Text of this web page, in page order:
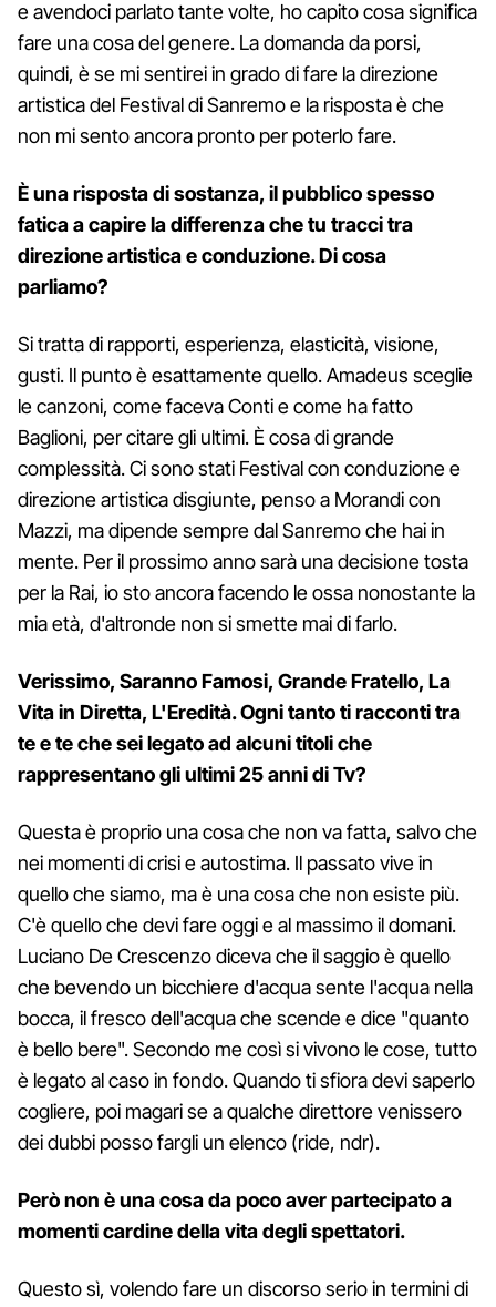
e avendoci parlato tante volte, ho capito cosa significa
fare una cosa del genere. La domanda da porsi,
quindi, è se mi sentirei in grado di fare la direzione
artistica del Festival di Sanremo e la risposta è che
non mi sento ancora pronto per poterlo fare.
È una risposta di sostanza, il pubblico spesso
fatica a capire la differenza che tu tracci tra
direzione artistica e conduzione. Di cosa
parliamo?
Si tratta di rapporti, esperienza, elasticità, visione,
gusti. Il punto è esattamente quello. Amadeus sceglie
le canzoni, come faceva Conti e come ha fatto
Baglioni, per citare gli ultimi. È cosa di grande
complessità. Ci sono stati Festival con conduzione e
direzione artistica disgiunte, penso a Morandi con
Mazzi, ma dipende sempre dal Sanremo che hai in
mente. Per il prossimo anno sarà una decisione tosta
per la Rai, io sto ancora facendo le ossa nonostante la
mia età, d'altronde non si smette mai di farlo.
Verissimo, Saranno Famosi, Grande Fratello, La
Vita in Diretta, L'Eredità. Ogni tanto ti racconti tra
te e te che sei legato ad alcuni titoli che
rappresentano gli ultimi 25 anni di Tv?
Questa è proprio una cosa che non va fatta, salvo che
nei momenti di crisi e autostima. Il passato vive in
quello che siamo, ma è una cosa che non esiste più.
C'è quello che devi fare oggi e al massimo il domani.
Luciano De Crescenzo diceva che il saggio è quello
che bevendo un bicchiere d'acqua sente l'acqua nella
bocca, il fresco dell'acqua che scende e dice "quanto
è bello bere". Secondo me così si vivono le cose, tutto
è legato al caso in fondo. Quando ti sfiora devi saperlo
cogliere, poi magari se a qualche direttore venissero
dei dubbi posso fargli un elenco (ride, ndr).
Però non è una cosa da poco aver partecipato a
momenti cardine della vita degli spettatori.
Questo sì, volendo fare un discorso serio in termini di